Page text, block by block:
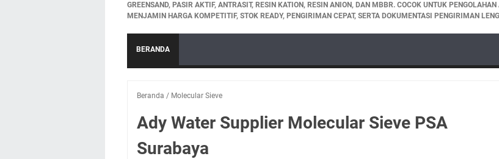
GREENSAND, PASIR AKTIF, ANTRASIT, RESIN KATION, RESIN ANION, DAN MBBR. COCOK UNTUK
MENJAMIN HARGA KOMPETITIF, STOK READY, PENGIRIMAN CEPAT, SERTA DOKUMENTASI PENGIRIMAN
BERANDA
Beranda / Molecular Sieve
Ady Water Supplier Molecular Sieve PSA
Surabaya